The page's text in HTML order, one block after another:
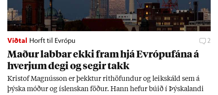
Viðtal Horft til Evrópu 2
Mað­ur labb­ar ekki fram hjá Evr­ópuf­ána á
hverj­um degi og seg­ir takk
Kri­stof Magnús­son er þekkt­ur rit­höf­und­ur og leik­skáld sem á
þýska móð­ur og ís­lensk­an föð­ur. Hann hef­ur bú­ið í Þýskalandi